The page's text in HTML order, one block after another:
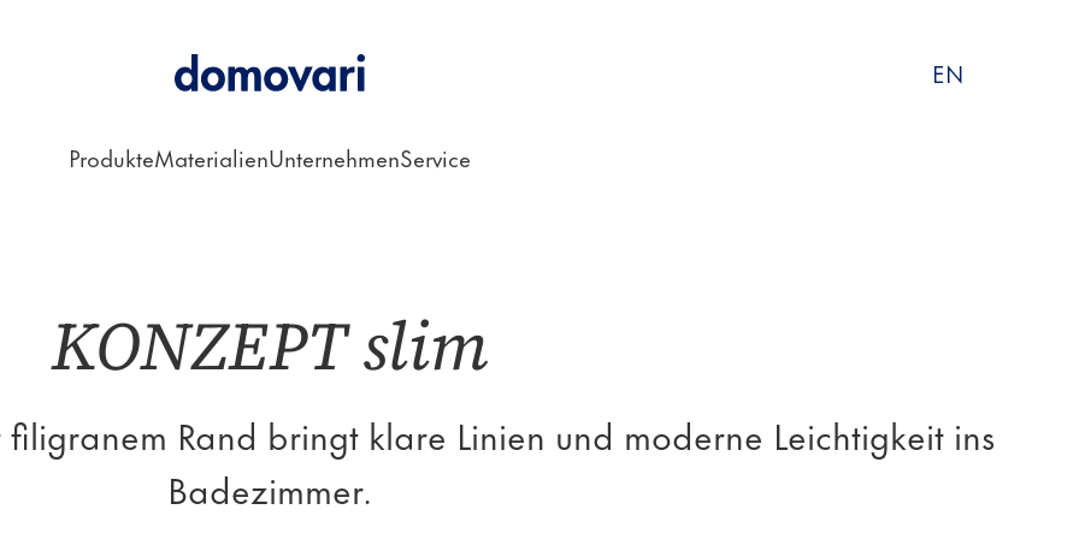
Sprache
EN
ProdukteMaterialienUnternehmenService
KONZEPT slim
Rand bringt klare Linien und moderne Leichtigkeit ins
Badezimmer.